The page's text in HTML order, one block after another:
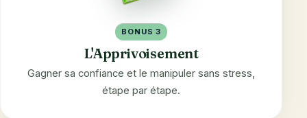
BONUS 3
L'Apprivoisement
Gagner sa confiance et le manipuler sans stress,
étape par étape.